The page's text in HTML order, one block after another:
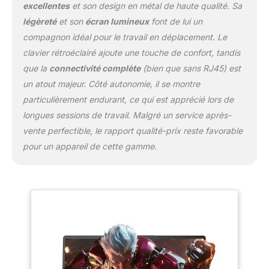
transmission de données exceptionnelle !
【Clavier rétroéclairé】 Le clavier rétroéclairé
ajoute une touche de magie avec ses
lumières bleues brillantes qui éclairent dans
l'obscurité, offrant une expérience de frappe
précise et un look élégant et high-tech.
【Trois modes d'alimentation
personnalisables】 En mode performance
maximale, libérez le traitement à pleine
performance pour les jeux et les tâches
lourdes. Le mode équilibré est parfait pour le
travail quotidien comme la navigation sur le
de base. Améliorez votre expérience avec
l'ordinateur portable dès aujourd'hui !
【Rapport d'écran large 16:10 et 1920 x 1200
60 Hz FHD】 Écran Full HD de 16 pouces
excellenteset son design en métal de haute qualité. Sa
légèretéet son écran lumineuxfont de lui un
compagnon idéal pour le travail en déplacement. Le
clavier rétroéclairé ajoute une touche de confort, tandis
que la connectivité complète(bien que sans RJ45) est
un atout majeur. Côté autonomie, il se montre
particulièrement endurant, ce qui est apprécié lors de
longues sessions de travail. Malgré un service après-
vente perfectible, le rapport qualité-prix reste favorable
pour un appareil de cette gamme.